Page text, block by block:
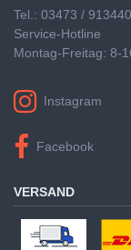
Tel.: 03473 /
Service-Hotline
Montag-Freitag: 8-
Instagram
Facebook
VERSAND